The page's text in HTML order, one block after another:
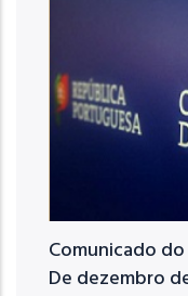
Comunicado
De dezembro